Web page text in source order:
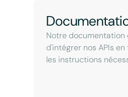
Notre documentation
d'intégrer nos APIs
les instructions